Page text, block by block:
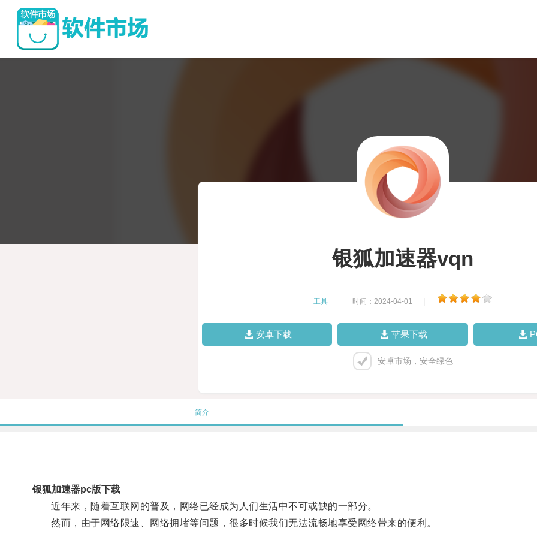
银狐加速器vqn
工具 时间：2024-04-01
安卓下载 苹果下载
安卓市场，安全绿色
简介
银狐加速器pc版下载
近年来，随着互联网的普及，网络已经成为人们生活中不可或缺的一部分。
然而，由于网络限速、网络拥堵等问题，很多时候我们无法流畅地享受网络带来的便利。